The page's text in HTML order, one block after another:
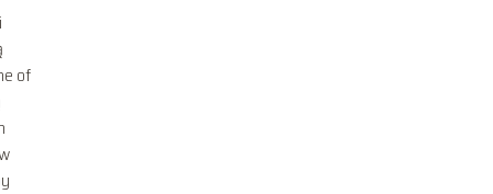
of